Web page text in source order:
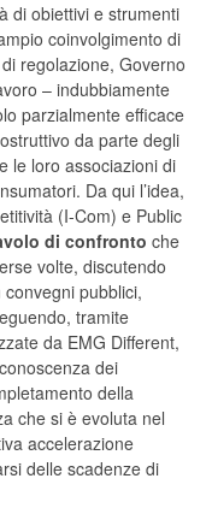
di obiettivi e strumenti
coinvolgimento di
regolazione, Governo
– indubbiamente
parzialmente efficace
da parte degli
le loro associazioni di
Da qui l’idea,
(I-Com) e Public
di confronto che
volte, discutendo
convegni pubblici,
tramite
da EMG Different,
dei
della
che si è evoluta nel
accelerazione
delle scadenze di